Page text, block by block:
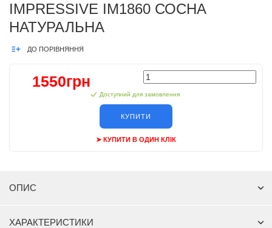
IMPRESSIVE IM1860 СОСНА
НАТУРАЛЬНА
ДО ПОРІВНЯННЯ
1550грн
Доступний для замовлення
КУПИТИ
➤ КУПИТИ В ОДИН КЛІК
ОПИС
ХАРАКТЕРИСТИКИ